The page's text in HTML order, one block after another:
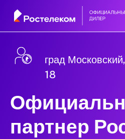
град
18
партнер